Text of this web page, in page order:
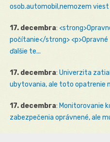
osob.automobil,nemozem
17. decembra:
počítanie</strong>
ďalšie te...
17. decembra: Univerzita
ubytovania, ale toto opatrenie
17. decembra: Monitorovanie
zabezpečenia oprávnené, ale